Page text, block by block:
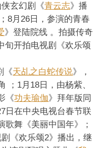
玄幻剧《青云志》播
8月26日，参演的青春
》登陆院线 。拍摄传奇
旬开拍电视剧《欢乐颂
《天乩之白蛇传说》，
；1月18日，由杨紫、
《功夫瑜伽》拜年版同
日在中央电视台春节联
歌舞《美丽中国年》；
《欢乐颂2》播出，继